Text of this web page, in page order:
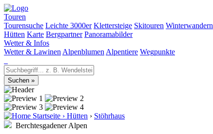
Touren
Tourensuche Leichte 3000er Klettersteige Skitouren Winterwandern
Hütten Karte Bergpartner Panoramabilder
Wetter & Infos
Wetter & Lawinen Alpenblumen Alpentiere Wegpunkte
Startseite › Hütten › Stöhrhaus
Berchtesgadener Alpen